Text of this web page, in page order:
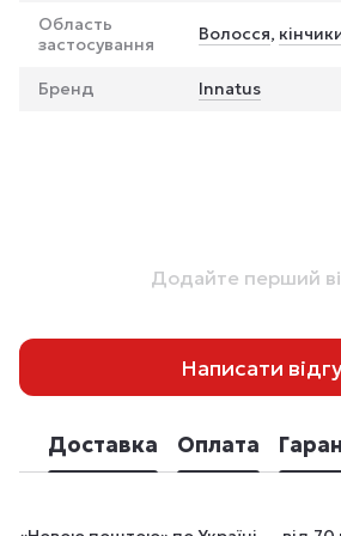
Область
застосування
Волосся,
Бренд Innatus
Додайте перший
Написати
Доставка Оплата